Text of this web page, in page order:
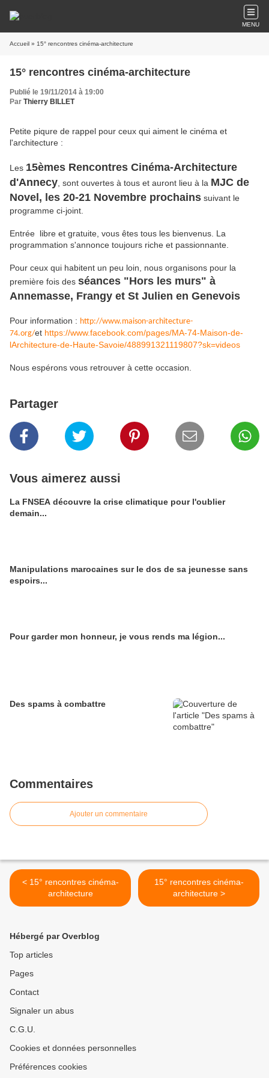
MENU
Accueil » 15° rencontres cinéma-architecture
15° rencontres cinéma-architecture
Publié le 19/11/2014 à 19:00
Par Thierry BILLET
Petite piqure de rappel pour ceux qui aiment le cinéma et
l'architecture :
Les 15èmes Rencontres Cinéma-Architecture
d'Annecy , sont ouvertes à tous et auront lieu à la MJC de
Novel, les 20-21 Novembre prochains suivant le
programme ci-joint.
Entrée libre et gratuite, vous êtes tous les bienvenus. La
programmation s'annonce toujours riche et passionnante.
Pour ceux qui habitent un peu loin, nous organisons pour la
première fois des séances "Hors les murs" à
Annemasse, Frangy et St Julien en Genevois
Pour information : http://www.maison-architecture-
74.org/et https://www.facebook.com/pages/MA-74-Maison-de-
lArchitecture-de-Haute-Savoie/488991321119807?sk=videos
Nous espérons vous retrouver à cette occasion.
Partager
Vous aimerez aussi
La FNSEA découvre la crise climatique pour l'oublier
demain...
Manipulations marocaines sur le dos de sa jeunesse sans
espoirs...
Pour garder mon honneur, je vous rends ma légion...
Des spams à combattre
Commentaires
Ajouter un commentaire
< 15° rencontres cinéma-
architecture
15° rencontres cinéma-
architecture >
Hébergé par Overblog
Top articles
Pages
Contact
Signaler un abus
C.G.U.
Cookies et données personnelles
Préférences cookies